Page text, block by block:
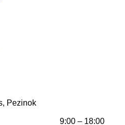
Pezinok
9:00 – 18:00